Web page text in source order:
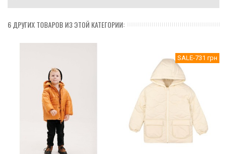
6 ДРУГИХ ТОВАРОВ ИЗ ЭТОЙ КАТЕГОРИИ:
SALE-731 грн